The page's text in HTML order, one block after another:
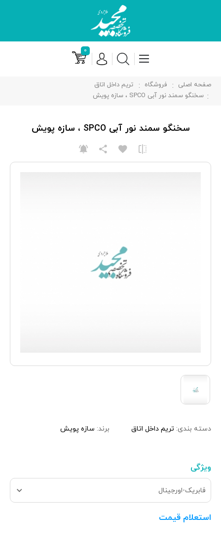
۰
صفحه اصلی فروشگاه
تریم داخل اتاق
سخنگو سمند نور آبی SPCO ، سازه پویش
دسته بندی: تریم داخل اتاق برند: سازه پویش
ویژگی
فابریک-اورجینال
استعلام قیمت
سخنگو سمند نور آبی SPCO ، سازه پویش